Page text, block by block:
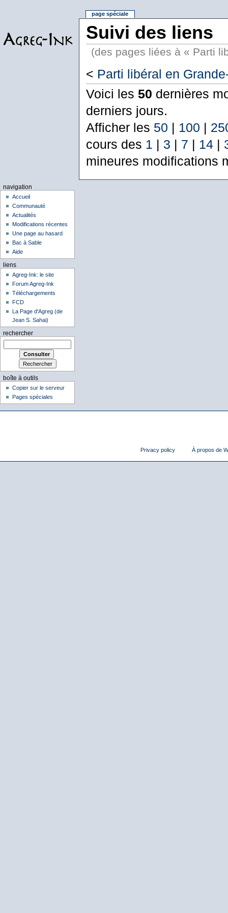
Suivi des liens
(des pages liées à « Parti
< Parti libéral en
Voici les 50 dernières
derniers jours.
Afficher les 50 | 100 |
cours des 1 | 3 | 7 | 14|
mineures modifications
page spéciale
navigation
Accueil
Communauté
Actualités
Modifications récentes
Une page au hasard
Bac à Sable
Aide
liens
Agreg-Ink: le site
Forum Agreg-Ink
Téléchargements
FCD
La Page d'Agreg (de
Jean S. Sahai)
rechercher
boîte à outils
Copier sur le serveur
Pages spéciales
Privacy policy À propos de